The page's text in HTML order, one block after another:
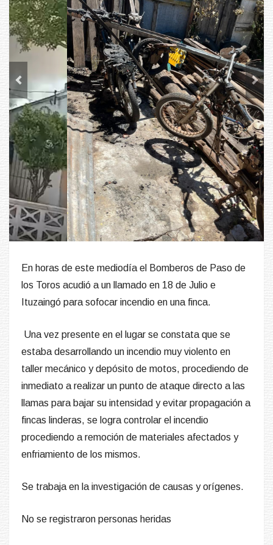
Previous Next
En horas de este mediodía el Bomberos de Paso de
los Toros acudió a un llamado en 18 de Julio e
Una vez presente en el lugar se constata que se
estaba desarrollando un incendio muy violento en
taller mecánico y depósito de motos, procediendo de
inmediato a realizar un punto de ataque directo a las
llamas para bajar su intensidad y evitar propagación a
fincas linderas, se logra controlar el incendio
procediendo a remoción de materiales afectados y